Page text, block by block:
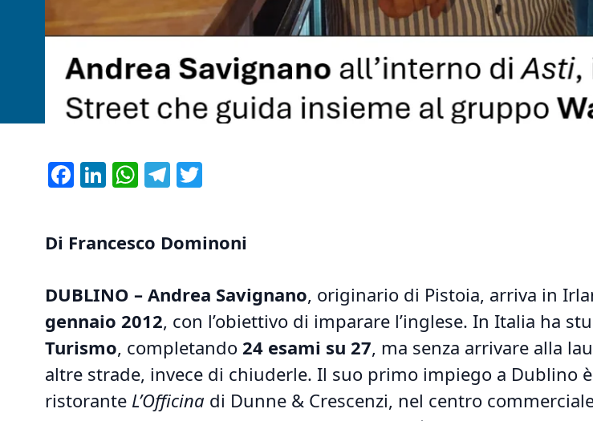
Facebook
LinkedIn
WhatsApp
Telegram
Di Francesco Dominoni
DUBLINO – Andrea Savignano, originario di Pistoia, arriva in
gennaio 2012, con l’obiettivo di imparare l’inglese. In Italia ha
Turismo, completando 24 esami su 27, ma senza arrivare alla
altre strade, invece di chiuderle. Il suo primo impiego a Dublino
ristorante L’Officina di Dunne & Crescenzi, nel centro